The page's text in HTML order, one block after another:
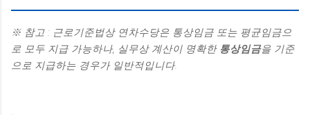
※ 참고 : 근로기준법상 연차수당은 통상임금 또는 평균임금으
로 모두 지급 가능하나, 실무상 계산이 명확한 통상임금을 기준
으로 지급하는 경우가 일반적입니다.